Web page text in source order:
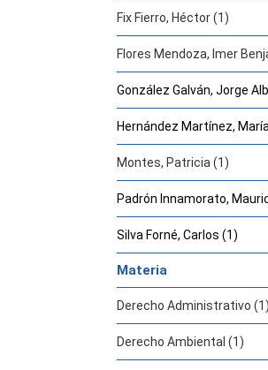
Fix Fierro, Héctor (1)
Flores Mendoza, Imer
González Galván, Jorge
Hernández Martínez,
Montes, Patricia (1)
Padrón Innamorato,
Silva Forné, Carlos (1)
Materia
Derecho Administrativo (1)
Derecho Ambiental (1)